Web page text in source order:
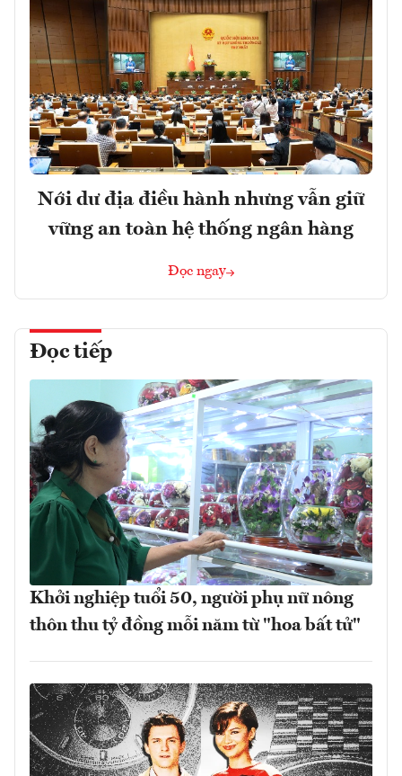
Nới dư địa điều hành nhưng vẫn giữ
vững an toàn hệ thống ngân hàng
Đọc ngay
Đọc tiếp
Khởi nghiệp tuổi 50, người phụ nữ nông
thôn thu tỷ đồng mỗi năm từ "hoa bất tử"